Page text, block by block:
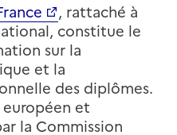
, rattaché à
constitue le
sur la
et la
des diplômes.
et
la Commission